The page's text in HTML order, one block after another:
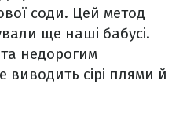
соди. Цей метод
ще наші бабусі.
недорогим
виводить сірі плями й